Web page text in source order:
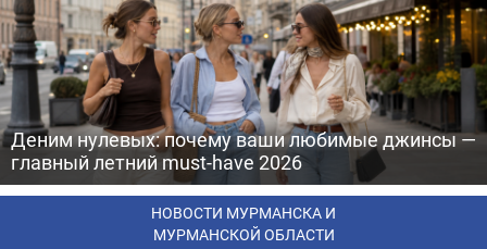
Деним нулевых: почему ваши любимые джинсы —
главный летний must-have 2026
НОВОСТИ МУРМАНСКА И
МУРМАНСКОЙ ОБЛАСТИ